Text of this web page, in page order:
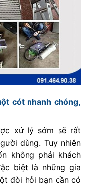
cót nhanh chóng,
xử lý sớm sẽ rất
dùng. Tuy nhiên
không phải khách
biệt là những gia
đòi hỏi bạn cần có